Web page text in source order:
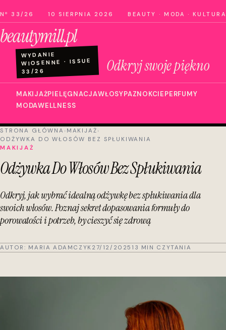
Nº 33/26 10 SIERPNIA 2026 BEAUTY · MODA · KULTURA
beautymill.pl
WYDANIE
WIOSENNE · ISSUE
33/26 Odkryj swoje piękno
MAKIJAŻPIELĘGNACJAWŁOSYPAZNOKCIEPERFUMY
MODAWELLNESS
STRONA GŁÓWNA › MAKIJAŻ ›
ODŻYWKA DO WŁOSÓW BEZ SPŁUKIWANIA
MAKIJAŻ
Odżywka Do Włosów Bez Spłukiwania
Odkryj, jak wybrać idealną odżywkę bez spłukiwania dla
swoich włosów. Poznaj sekret dopasowania formuły do
porowatości i potrzeb, by cieszyć się zdrową
AUTOR: MARIA ADAMCZYK 27/12/2025 13 MIN CZYTANIA